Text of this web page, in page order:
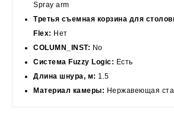
Spray arm
Третья съемная корзина для
Flex: Нет
COLUMN_INST: No
Система Fuzzy Logic: Есть
Длина шнура, м: 1.5
Материал камеры: Нержавеющая